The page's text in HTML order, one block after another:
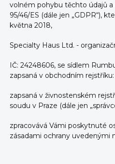
volném pohybu těchto údajů a
95/46/ES (dále jen „GDPR“),
května 2018,
Specialty Haus Ltd. -
IČ: 24248606, se sídlem
zapsaná v obchodním rejstříku:
zapsaná v živnostenském
soudu v Praze (dále jen
zpracovává Vámi poskytnuté
zásadami ochrany uvedenými